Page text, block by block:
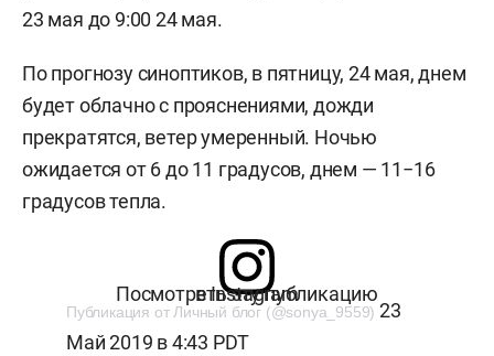
23 мая до 9:00 24 мая.
По прогнозу синоптиков, в пятницу, 24 мая, днем
будет облачно с прояснениями, дожди
прекратятся, ветер умеренный. Ночью
ожидается от 6 до 11 градусов, днем — 11−16
градусов тепла.
Посмотреть эту публикацию в Instagram
Публикация от Личный блог (@sonya_9559) 23
Май 2019 в 4:43 PDT